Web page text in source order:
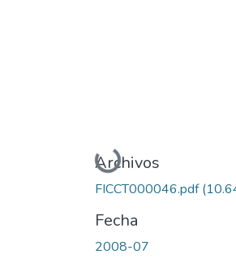
Cargando...
Archivos
FICCT000046.pdf
Fecha
2008-07